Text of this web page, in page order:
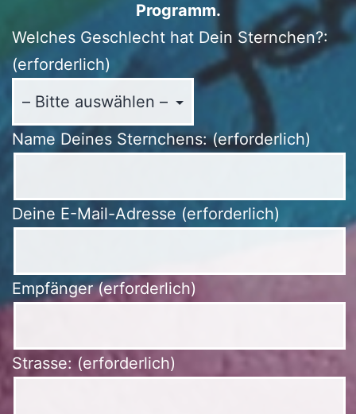
Programm.
Welches Geschlecht hat Dein Sternchen?:
(erforderlich)
Name Deines Sternchens: (erforderlich)
Deine E-Mail-Adresse (erforderlich)
Empfänger (erforderlich)
Strasse: (erforderlich)